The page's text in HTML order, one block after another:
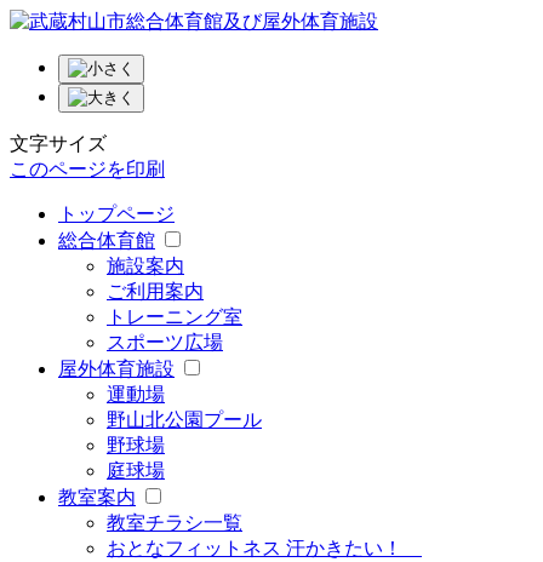
文字サイズ
このページを印刷
トップページ
総合体育館
施設案内
ご利用案内
トレーニング室
スポーツ広場
屋外体育施設
運動場
野山北公園プール
野球場
庭球場
教室案内
教室チラシ一覧
おとなフィットネス 汗かきたい！